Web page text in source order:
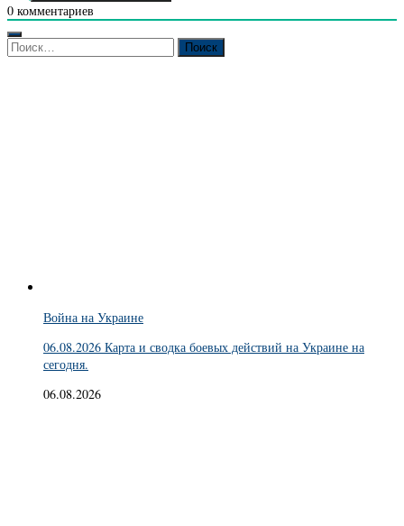
0 комментариев
Найти:
Война на Украине
06.08.2026 Карта и сводка боевых действий на Украине на
сегодня.
06.08.2026